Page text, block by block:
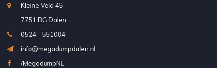
Kleine Veld 45
7751 BG Dalen
0524 - 551004
info@megadumpdalen.nl
/MegadumpNL